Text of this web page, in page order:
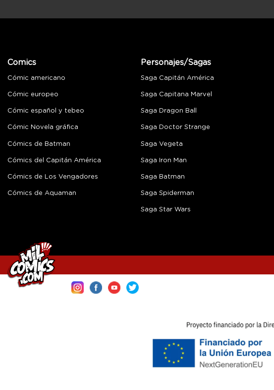
Comics
Cómic americano
Cómic europeo
Cómic español y tebeo
Cómic Novela gráfica
Cómics de Batman
Cómics del Capitán América
Cómics de Los Vengadores
Cómics de Aquaman
Personajes/Sagas
Saga Capitán América
Saga Capitana Marvel
Saga Dragon Ball
Saga Doctor Strange
Saga Vegeta
Saga Iron Man
Saga Batman
Saga Spiderman
Saga Star Wars